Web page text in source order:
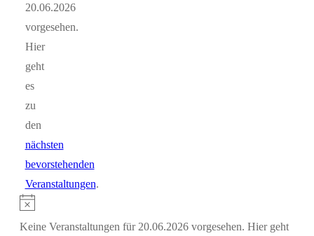
20.06.2026
vorgesehen.
Hier
geht
es
zu
den
nächsten
bevorstehenden
Veranstaltungen.
Hinweis
Keine Veranstaltungen für 20.06.2026 vorgesehen. Hier geht